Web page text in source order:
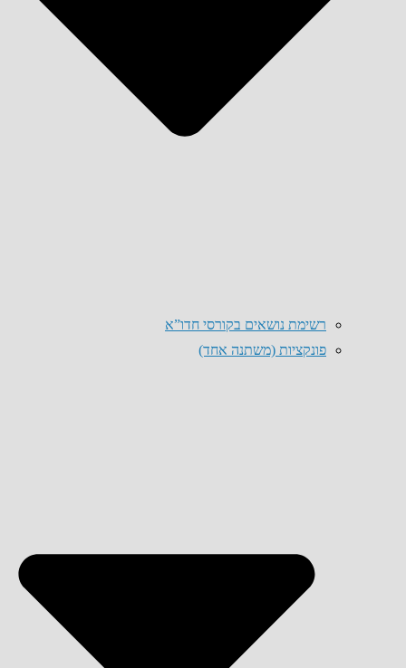
רשימת נושאים בקורסי חדו”א
פונקציות (משתנה אחד)